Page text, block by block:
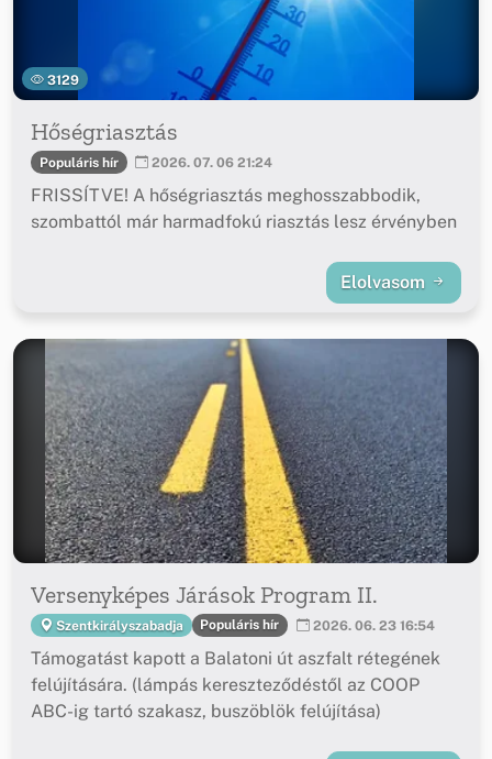
3129
Hőségriasztás
Populáris hír 2026. 07. 06 21:24
FRISSÍTVE! A hőségriasztás meghosszabbodik,
szombattól már harmadfokú riasztás lesz érvényben
Elolvasom
Versenyképes Járások Program II.
Szentkirályszabadja Populáris hír 2026. 06. 23 16:54
Támogatást kapott a Balatoni út aszfalt rétegének
felújítására. (lámpás kereszteződéstől az COOP
ABC-ig tartó szakasz, buszöblök felújítása)